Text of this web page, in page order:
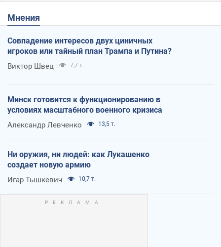
Мнения
Совпадение интересов двух циничных
игроков или тайный план Трампа и Путина?
Виктор Швец 7,7 т.
Минск готовится к функционированию в
условиях масштабного военного кризиса
Александр Левченко 13,5 т.
Ни оружия, ни людей: как Лукашенко
создает новую армию
Игар Тышкевич 10,7 т.